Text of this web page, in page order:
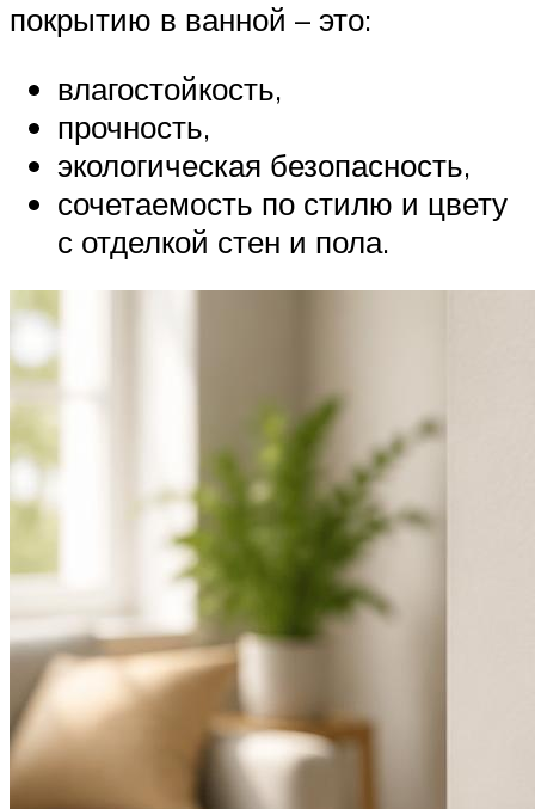
покрытию в ванной – это:
влагостойкость,
прочность,
экологическая безопасность,
сочетаемость по стилю и цвету
с отделкой стен и пола.